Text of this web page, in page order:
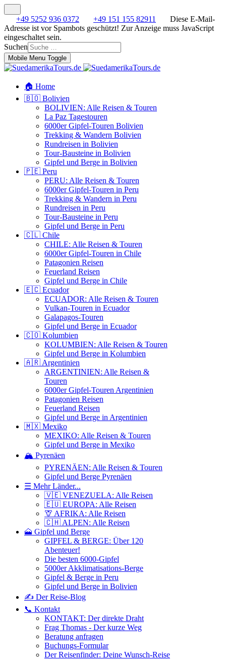
+49 5252 936 0372 +49 151 155 82911
Diese E-Mail-
Adresse ist vor Spambots geschützt! Zur Anzeige muss JavaScript
eingeschaltet sein.
Suchen
Mobile Menu Toggle
🏠 Home
🇧🇴 Bolivien
BOLIVIEN: Alle Reisen & Touren
La Paz Tagestouren
6000er Gipfel-Touren Bolivien
Trekking & Wandern Bolivien
Rundreisen in Bolivien
Tour-Bausteine in Bolivien
Gipfel und Berge in Bolivien
🇵🇪 Peru
PERU: Alle Reisen & Touren
6000er Gipfel-Touren in Peru
Trekking & Wandern in Peru
Rundreisen in Peru
Tour-Bausteine in Peru
Gipfel und Berge in Peru
🇨🇱 Chile
CHILE: Alle Reisen & Touren
6000er Gipfel-Touren in Chile
Patagonien Reisen
Feuerland Reisen
Gipfel und Berge in Chile
🇪🇨 Ecuador
ECUADOR: Alle Reisen & Touren
Vulkan-Touren in Ecuador
Galapagos-Touren
Gipfel und Berge in Ecuador
🇨🇴 Kolumbien
KOLUMBIEN: Alle Reisen & Touren
Gipfel und Berge in Kolumbien
🇦🇷 Argentinien
ARGENTINIEN: Alle Reisen &
Touren
6000er Gipfel-Touren Argentinien
Patagonien Reisen
Feuerland Reisen
Gipfel und Berge in Argentinien
🇲🇽 Mexiko
MEXIKO: Alle Reisen & Touren
Gipfel und Berge in Mexiko
🏔️ Pyrenäen
PYRENÄEN: Alle Reisen & Touren
Gipfel und Berge Pyrenäen
☰ Mehr Länder...
🇻🇪 VENEZUELA: Alle Reisen
🇪🇺 EUROPA: Alle Reisen
🦒 AFRIKA: Alle Reisen
🇨🇭 ALPEN: Alle Reisen
🗻 Gipfel und Berge
GIPFEL & BERGE: Über 120
Abenteuer!
Die besten 6000-Gipfel
5000er Akklimatisations-Berge
Gipfel & Berge in Peru
Gipfel und Berge in Bolivien
✍️ Der Reise-Blog
📞 Kontakt
KONTAKT: Der direkte Draht
Frag Thomas - Der kurze Weg
Beratung anfragen
Buchungs-Formular
Der Reisenfinder: Deine Wunsch-Reise